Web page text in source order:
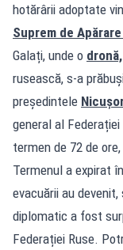
hotărârii adoptate
Suprem de
Galați, unde o dronă,
rusească, s-a
președintele
general al
termen de 72 de
Termenul a expirat
evacuării au
diplomatic a fost
Federației Ruse.